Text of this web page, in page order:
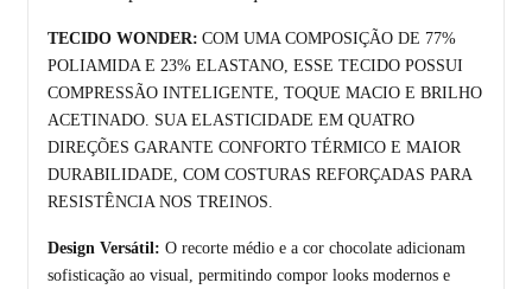
TECIDO WONDER: COM UMA COMPOSIÇÃO DE 77%
POLIAMIDA E 23% ELASTANO, ESSE TECIDO POSSUI
COMPRESSÃO INTELIGENTE, TOQUE MACIO E BRILHO
ACETINADO. SUA ELASTICIDADE EM QUATRO
DIREÇÕES GARANTE CONFORTO TÉRMICO E MAIOR
DURABILIDADE, COM COSTURAS REFORÇADAS PARA
RESISTÊNCIA NOS TREINOS.
Design Versátil: O recorte médio e a cor chocolate adicionam
sofisticação ao visual, permitindo compor looks modernos e